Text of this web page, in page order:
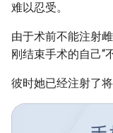
难以忍受。
由于术前不能注射
刚结束手术的自己“
彼时她已经注射了